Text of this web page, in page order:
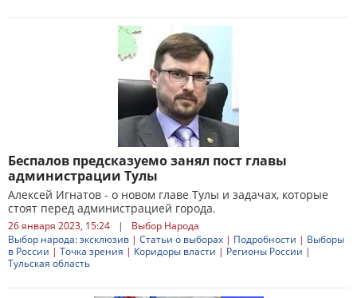
Беспалов предсказуемо занял пост главы
администрации Тулы
Алексей Игнатов - о новом главе Тулы и задачах, которые
стоят перед администрацией города.
26 января 2023, 15:24 |
Выбор Народа
Выбор народа: эксклюзив | Статьи о выборах | Подробности | Выборы
в России | Точка зрения | Коридоры власти | Регионы России |
Тульская область